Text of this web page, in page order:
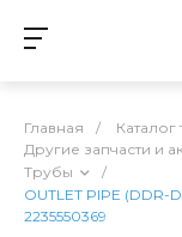
Главная / Каталог
Другие запчасти и
Трубы
/
OUTLET PIPE (DDR-
2235550369